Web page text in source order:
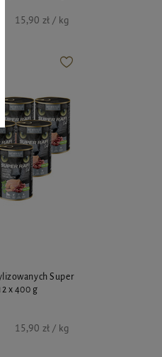
15,90 zł / kg
Super
x 400 g
15,90 zł / kg